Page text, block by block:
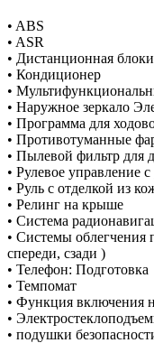
• ABS
• ASR
• Дистанционная
• Кондиционер
•
• Наружное зеркало
• Программа для
• Противотуманные
• Пылевой фильтр для
• Рулевое управление
• Руль с отделкой из
• Релинг на крыше
• Система
• Системы облегчения
спереди, сзади )
• Телефон: Подготовка
• Темпомат
• Функция включения
•
• подушки